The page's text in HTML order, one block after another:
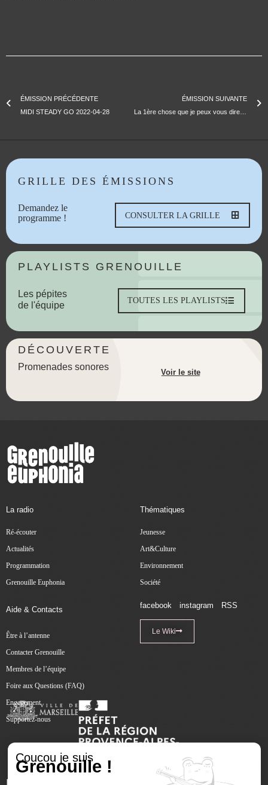
ÉMISSION PRÉCÉDENTE
MIDI STEADY GO 2022-04-28
ÉMISSION SUIVANTE
La 1ère chose que je peux vous dire | Jean d’Amérique
GRILLE DES ÉMISSIONS
Demandez le
programme !
CONSULTER LA GRILLE
PLAYLISTS GRENOUILLE
Les pépites
de l'équipe
TOUTES LES PLAYLISTS
DÉCOUVERTE
Promenades sonores
Voir le site
La radio
Ré-écouter
Actualités
Programmation
Grenouille Euphonia
Thématiques
Jeunesse
Art&Culture
Environnement
Société
Aide & Contacts
Être à l’antenne
Contacter Grenouille
Membres de l’équipe
Foire aux Questions (FAQ)
Engagement
Supportez-nous
facebook instagram RSS
Le Wiki
Coucou je suis
Grenouille !